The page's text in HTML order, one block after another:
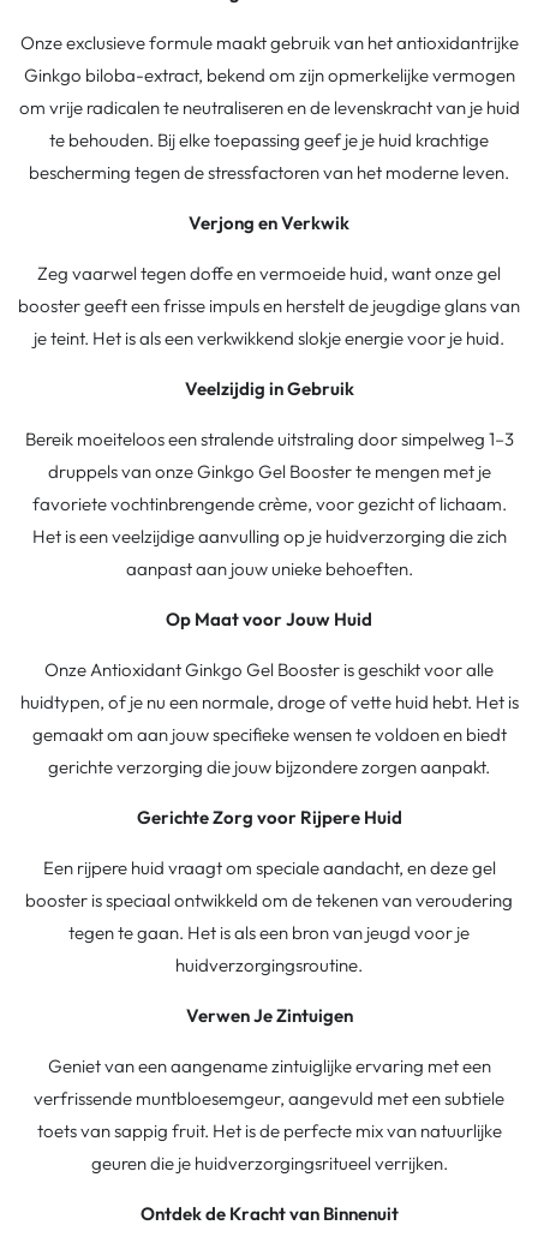
Onze exclusieve formule maakt gebruik van het antioxidantrijke
Ginkgo biloba-extract, bekend om zijn opmerkelijke vermogen
om vrije radicalen te neutraliseren en de levenskracht van je huid
te behouden. Bij elke toepassing geef je je huid krachtige
bescherming tegen de stressfactoren van het moderne leven.
Verjong en Verkwik
Zeg vaarwel tegen doffe en vermoeide huid, want onze gel
booster geeft een frisse impuls en herstelt de jeugdige glans van
je teint. Het is als een verkwikkend slokje energie voor je huid.
Veelzijdig in Gebruik
Bereik moeiteloos een stralende uitstraling door simpelweg 1–3
druppels van onzeGinkgo Gel Boosterte mengen met je
favoriete vochtinbrengende crème, voor gezicht of lichaam.
Het is een veelzijdige aanvulling op je huidverzorging die zich
aanpast aan jouw unieke behoeften.
Op Maat voor Jouw Huid
Onze Antioxidant Ginkgo Gel Booster is geschikt voor alle
huidtypen, of je nu een normale, droge of vette huid hebt. Het is
gemaakt om aan jouw specifieke wensen te voldoen en biedt
gerichte verzorging die jouw bijzondere zorgen aanpakt.
Gerichte Zorg voor Rijpere Huid
Een rijpere huid vraagt om speciale aandacht, en deze gel
booster is speciaal ontwikkeld om de tekenen van veroudering
tegen te gaan. Het is als een bron van jeugd voor je
huidverzorgingsroutine.
Verwen Je Zintuigen
Geniet van een aangename zintuiglijke ervaring met een
verfrissende muntbloesemgeur, aangevuld met een subtiele
toets van sappig fruit. Het is de perfecte mix van natuurlijke
geuren die je huidverzorgingsritueel verrijken.
Ontdek de Kracht van Binnenuit